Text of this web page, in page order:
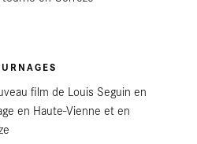
film de Louis Seguin en
en Haute-Vienne et en